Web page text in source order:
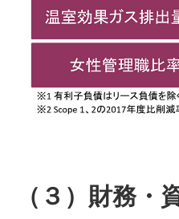
（３）財務・